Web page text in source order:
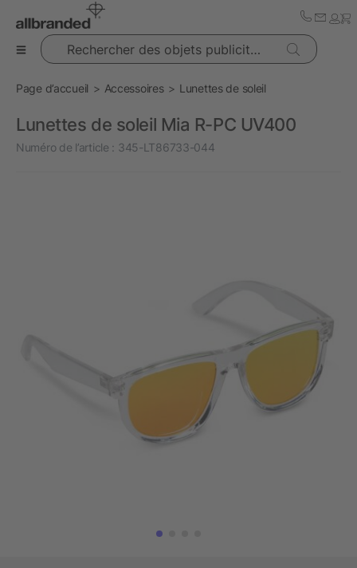
Rechercher des objets publicitaires
Page d’accueil Accessoires Lunettes de soleil
Lunettes de soleil Mia R-PC UV400
Numéro de l’article : 345-LT86733-044